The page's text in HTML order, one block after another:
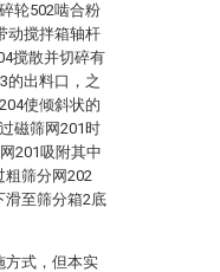
轮502啮合粉
动搅拌箱轴杆
搅散并切碎有
的出料口，之
使倾斜状的
磁筛网201时
201吸附其中
粗筛分网202
滑至筛分箱2底
方式，但本实